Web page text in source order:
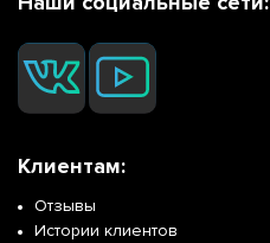
Клиентам:
Отзывы
Истории клиентов